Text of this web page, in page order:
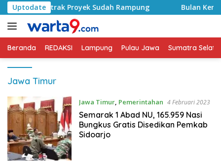
Langsung
ke
konten
Uptodate
Kontrak Proyek Sudah Rampung Bulan
Beranda REDAKSI Lampung Pulau Jawa Sumatra
Jawa Timur
Jawa Timur, Pemerintahan 4 Februari 2023
Semarak 1 Abad NU, 165.959 Nasi
Bungkus Gratis Disedikan Pemkab
Sidoarjo